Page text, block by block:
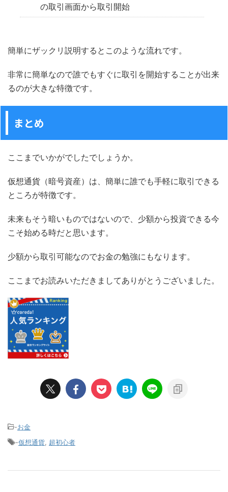
の取引画面から取引開始
簡単にザックリ説明するとこのような流れです。
非常に簡単なので誰でもすぐに取引を開始することが出来
るのが大きな特徴です。
まとめ
ここまでいかがでしたでしょうか。
仮想通貨（暗号資産）は、簡単に誰でも手軽に取引できる
ところが特徴です。
未来もそう暗いものではないので、少額から投資できる今
こそ始める時だと思います。
少額から取引可能なのでお金の勉強にもなります。
ここまでお読みいただきましてありがとうございました。
-お金
-仮想通貨 超初心者